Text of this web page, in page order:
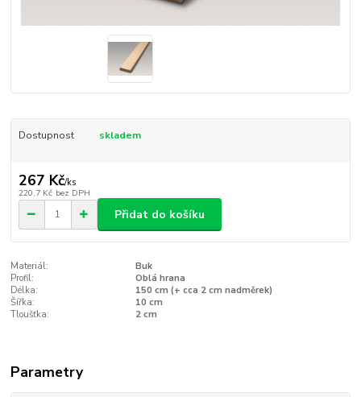
Dostupnost skladem
267 Kč/ks
220,7 Kč bez DPH
Přidat do košíku
Materiál:
Buk
Profil:
Oblá hrana
Délka:
150 cm (+ cca 2 cm nadměrek)
Šířka:
10 cm
Tloušťka:
2 cm
Parametry